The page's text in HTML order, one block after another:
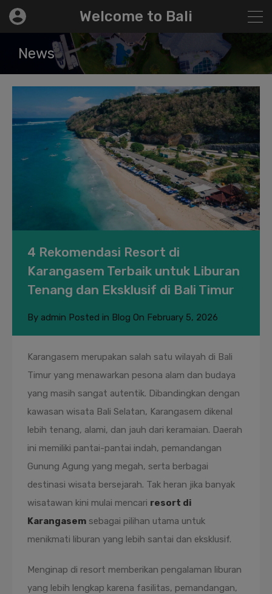
Welcome to Bali
News
4 Rekomendasi Resort di
Karangasem Terbaik untuk Liburan
Tenang dan Eksklusif di Bali Timur
By admin Posted in Blog On February 5, 2026
Karangasem merupakan salah satu wilayah di Bali
Timur yang menawarkan pesona alam dan budaya
yang masih sangat autentik. Dibandingkan dengan
kawasan wisata Bali Selatan, Karangasem dikenal
lebih tenang, alami, dan jauh dari keramaian. Daerah
ini memiliki pantai-pantai indah, pemandangan
Gunung Agung yang megah, serta berbagai
destinasi wisata bersejarah. Tak heran jika banyak
wisatawan kini mulai mencari resort di
Karangasem sebagai pilihan utama untuk
menikmati liburan yang lebih santai dan eksklusif.
Menginap di resort memberikan pengalaman liburan
yang lebih lengkap karena fasilitas, pemandangan,